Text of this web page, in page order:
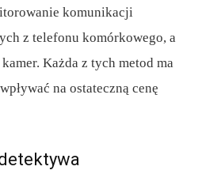
komunikacji
z telefonu komórkowego, a
Każda z tych metod ma
na ostateczną cenę